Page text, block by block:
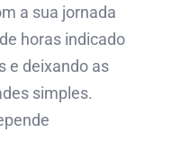
a sua jornada
horas indicado
e deixando as
simples.